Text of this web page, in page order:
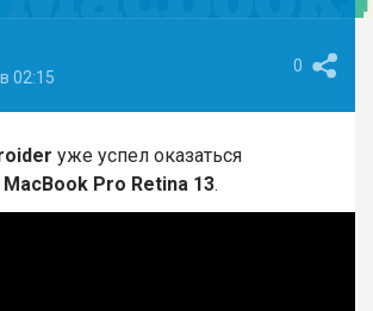
02:15
0
уже успел оказаться
MacBook Pro Retina 13.